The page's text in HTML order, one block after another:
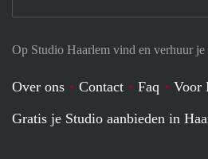
Op Studio Haarlem vind en verhuur
Over ons Contact Faq Voor
Gratis je Studio aanbieden in